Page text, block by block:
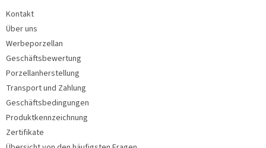
Kontakt
Über uns
Werbeporzellan
Geschäftsbewertung
Porzellanherstellung
Transport und Zahlung
Geschäftsbedingungen
Produktkennzeichnung
Zertifikate